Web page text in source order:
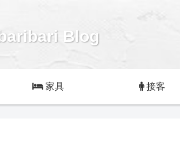
baribari Blog
家具 接客